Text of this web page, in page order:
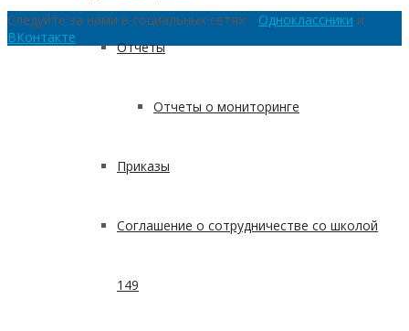
Отчеты
Отчеты о мониторинге
Приказы
Соглашение о сотрудничестве со школой
149
Следуйте за нами в социальных сетях: Одноклассники и
ВКонтакте